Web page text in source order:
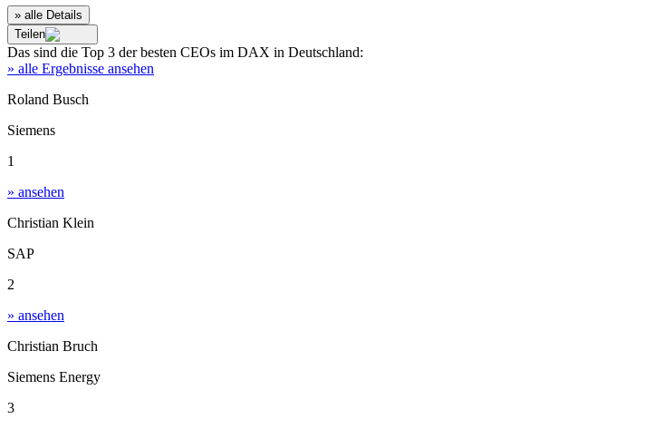
» alle Details
Teilen
Das sind die Top 3 der besten CEOs im DAX in Deutschland:
» alle Ergebnisse ansehen
Roland Busch
Siemens
1
» ansehen
Christian Klein
SAP
2
» ansehen
Christian Bruch
Siemens Energy
3